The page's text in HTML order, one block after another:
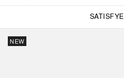
NEW